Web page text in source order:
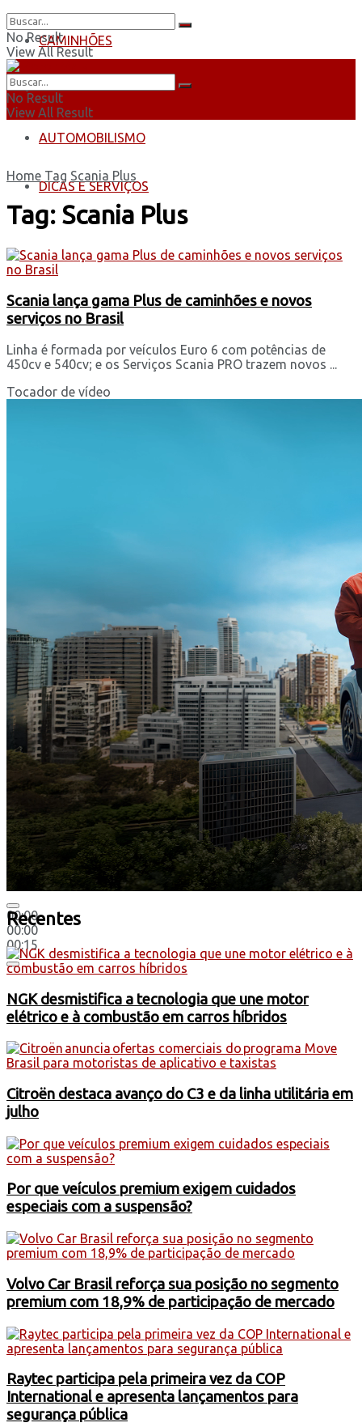
CAMINHÕES
ÔNIBUS
AUTOMOBILISMO
DICAS E SERVIÇOS
No Result
View All Result
No Result
View All Result
Home Tag Scania Plus
Tag: Scania Plus
Scania lança gama Plus de caminhões e novos
serviços no Brasil
Linha é formada por veículos Euro 6 com potências de
450cv e 540cv; e os Serviços Scania PRO trazem novos ...
Tocador de vídeo
00:00
00:00
00:15
Recentes
NGK desmistifica a tecnologia que une motor
elétrico e à combustão em carros híbridos
Citroën destaca avanço do C3 e da linha utilitária em
julho
Por que veículos premium exigem cuidados
especiais com a suspensão?
Volvo Car Brasil reforça sua posição no segmento
premium com 18,9% de participação de mercado
Raytec participa pela primeira vez da COP
International e apresenta lançamentos para
segurança pública